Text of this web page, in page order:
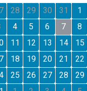
28 29 30 31 1
4 5 6 7 8
11 12 13 14 15
18 19 20 21 22
25 26 27 28 29